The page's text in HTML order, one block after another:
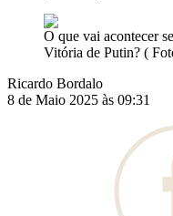
O que vai acontecer
Vitória de Putin? (
Ricardo Bordalo
8 de Maio 2025 às 09:31